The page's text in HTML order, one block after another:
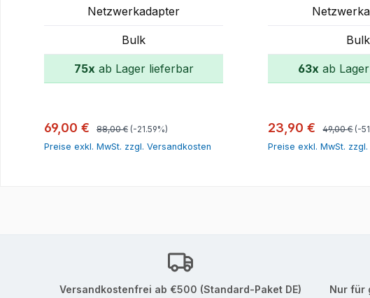
Netzwerkadapter
Bulk
75x ab Lager lieferbar
Verkaufspreis:
69,00 € Regulärer Preis:
88,00 € (-21.59%)
Preise exkl. MwSt. zzgl. Versandkosten
Bulk
63x ab
Verkaufspreis:
23,90 € Regulärer
49,00 € (-
Preise exkl. MwSt.
Versandkostenfrei ab €500 (Standard-Paket DE) Nur für